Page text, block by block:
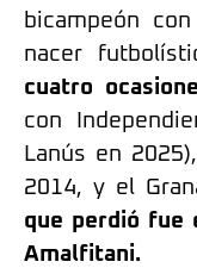
bicampeón
nacer
cuatro
con
Lanús en 2025),
2014, y el
que perdió fue
Amalfitani.